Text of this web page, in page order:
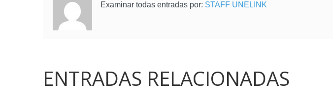
Examinar todas entradas por: STAFF UNELINK
ENTRADAS RELACIONADAS